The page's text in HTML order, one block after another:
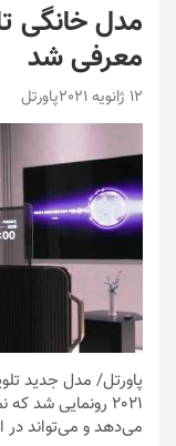
مدل خانگی
معرفی شد
12 ژانویه 2021 پاورتل
پاورتل
2021 رونمایی شد
می‌دهد و می‌تواند در